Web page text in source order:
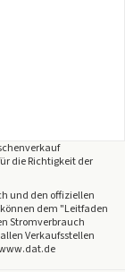
Medium
und
ohne
die Richtigkeit der
und den offiziellen
dem "Leitfaden
Stromverbrauch
Verkaufsstellen